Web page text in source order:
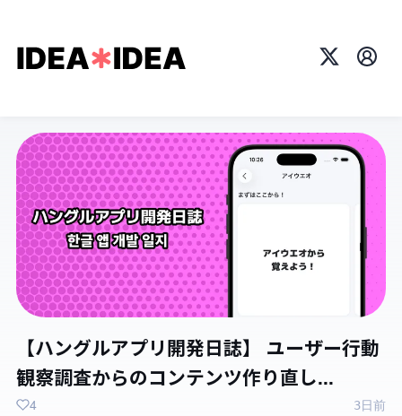
X プロ
【ハングルアプリ開発日誌】 ユーザー行動
観察調査からのコンテンツ作り直し...
3日前
4